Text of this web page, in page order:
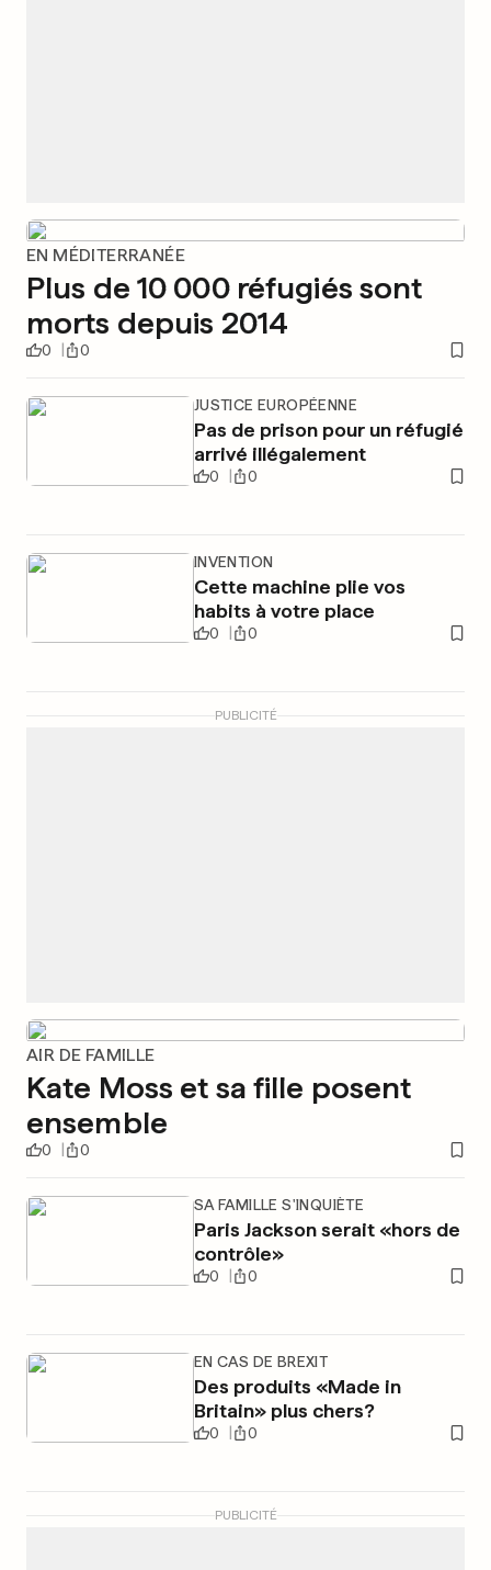
EN MÉDITERRANÉE
Plus de 10 000 réfugiés sont
morts depuis 2014
0 0
JUSTICE EUROPÉENNE
Pas de prison pour un réfugié
arrivé illégalement
0 0
INVENTION
Cette machine plie vos
habits à votre place
0 0
PUBLICITÉ
AIR DE FAMILLE
Kate Moss et sa fille posent
ensemble
0 0
SA FAMILLE S'INQUIÈTE
Paris Jackson serait «hors de
contrôle»
0 0
EN CAS DE BREXIT
Des produits «Made in
Britain» plus chers?
0 0
PUBLICITÉ